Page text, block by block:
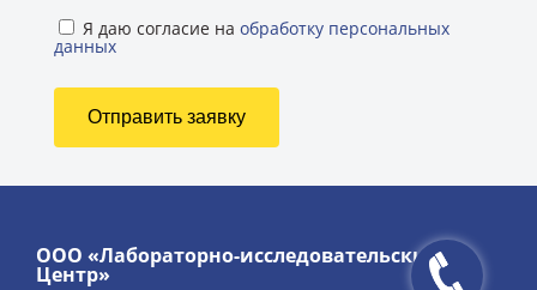
Я даю согласие на обработку персональных
данных
ООО «Лабораторно-исследовательский
Центр»